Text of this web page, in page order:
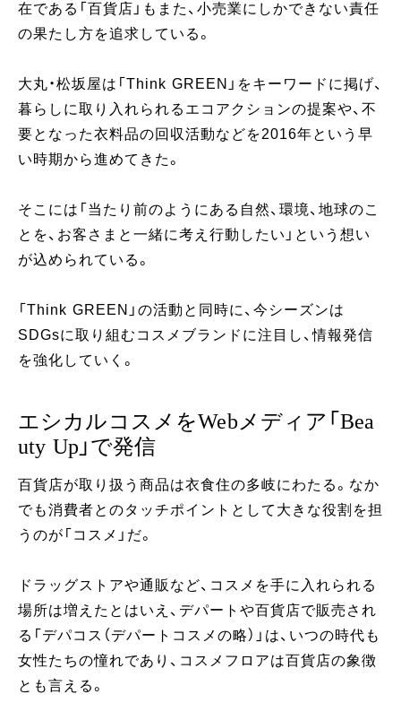
在である「百貨店」もまた、小売業にしかできない責任
の果たし方を追求している。
大丸・松坂屋は「Think GREEN」をキーワードに掲げ、
暮らしに取り入れられるエコアクションの提案や、不
要となった衣料品の回収活動などを2016年という早
い時期から進めてきた。
そこには「当たり前のようにある自然、環境、地球のこ
とを、お客さまと一緒に考え行動したい」という想い
が込められている。
「Think GREEN」の活動と同時に、今シーズンは
SDGsに取り組むコスメブランドに注目し、情報発信
を強化していく。
エシカルコスメをWebメディア「Bea
uty Up」で発信
百貨店が取り扱う商品は衣食住の多岐にわたる。なか
でも消費者とのタッチポイントとして大きな役割を担
うのが「コスメ」だ。
ドラッグストアや通販など、コスメを手に入れられる
場所は増えたとはいえ、デパートや百貨店で販売され
る「デパコス（デパートコスメの略）」は、いつの時代も
女性たちの憧れであり、コスメフロアは百貨店の象徴
とも言える。